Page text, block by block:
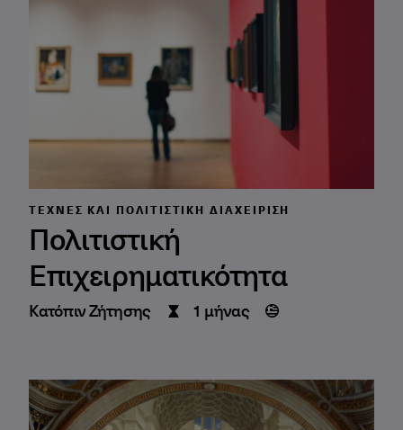
ΤΈΧΝΕΣ ΚΑΙ ΠΟΛΙΤΙΣΤΙΚΉ ΔΙΑΧΕΊΡΙΣΗ
Πολιτιστική
Επιχειρηματικότητα
Κατόπιν Ζήτησης 1 μήνας